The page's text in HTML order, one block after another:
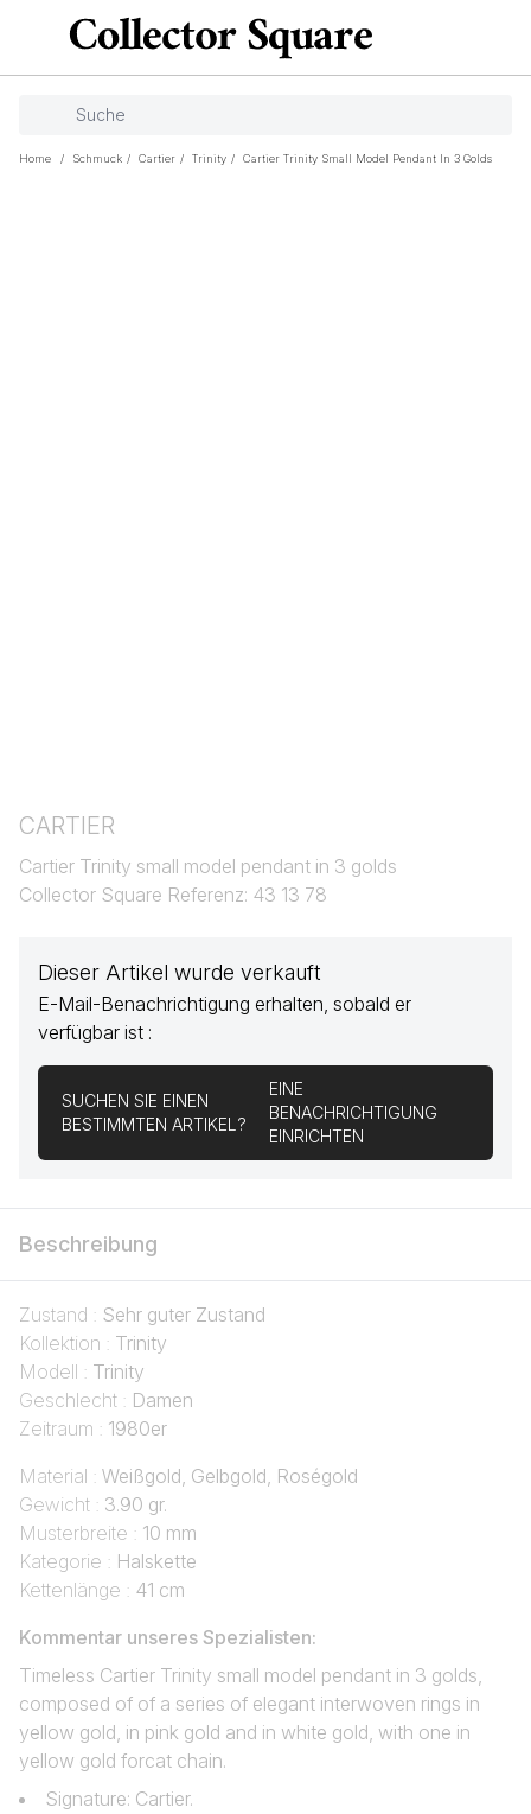
Home / Schmuck / Cartier / Trinity / Cartier Trinity Small Model Pendant In 3 Golds
CARTIER
Cartier Trinity small model pendant in 3 golds
Collector Square Referenz: 43 13 78
Dieser Artikel wurde verkauft
E-Mail-Benachrichtigung erhalten, sobald er
verfügbar ist :
SUCHEN SIE EINEN
BESTIMMTEN ARTIKEL?
EINE
BENACHRICHTIGUNG
EINRICHTEN
Beschreibung
Zustand : Sehr guter Zustand
Kollektion : Trinity
Modell : Trinity
Geschlecht : Damen
Zeitraum : 1980er
Material : Weißgold, Gelbgold, Roségold
Gewicht : 3.90 gr.
Musterbreite : 10 mm
Kategorie : Halskette
Kettenlänge : 41 cm
Kommentar unseres Spezialisten:
Timeless Cartier Trinity small model pendant in 3 golds,
composed of of a series of elegant interwoven rings in
yellow gold, in pink gold and in white gold, with one in
yellow gold forcat chain.
Signature: Cartier.